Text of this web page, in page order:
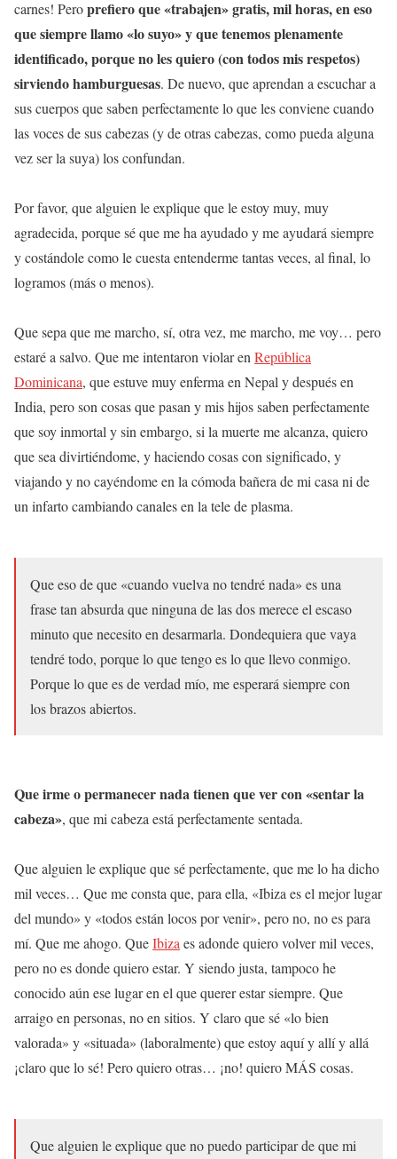
carnes! Peroprefiero que «trabajen» gratis, mil horas, en eso
que siempre llamo «lo suyo» y que tenemos plenamente
identificado, porque no les quiero (con todos mis respetos)
sirviendo hamburguesas. De nuevo, que aprendan a escuchar a
sus cuerpos que saben perfectamente lo que les conviene cuando
las voces de sus cabezas (y de otras cabezas, como pueda alguna
vez ser la suya) los confundan.
Por favor, que alguien le explique que le estoy muy, muy
agradecida, porque sé que me ha ayudado y me ayudará siempre
y costándole como le cuesta entenderme tantas veces, al final, lo
logramos (más o menos).
Que sepa que me marcho, sí, otra vez, me marcho, me voy… pero
estaré a salvo. Que me intentaron violar en República
Dominicana, que estuve muy enferma en Nepal y después en
India, pero son cosas que pasan y mis hijos saben perfectamente
que soy inmortal y sin embargo, si la muerte me alcanza, quiero
que sea divirtiéndome, y haciendo cosas con significado, y
viajando y no cayéndome en la cómoda bañera de mi casa ni de
un infarto cambiando canales en la tele de plasma.
Que eso de que «cuando vuelva no tendré nada» es una
frase tan absurda que ninguna de las dos merece el escaso
minuto que necesito en desarmarla. Dondequiera que vaya
tendré todo, porque lo que tengo es lo que llevo conmigo.
Porque lo que es de verdad mío, me esperará siempre con
los brazos abiertos.
Que irme o permanecer nada tienen que ver con «sentar la
cabeza», que mi cabeza está perfectamente sentada.
Que alguien le explique que sé perfectamente, que me lo ha dicho
mil veces… Que me consta que, para ella, «Ibiza es el mejor lugar
del mundo» y «todos están locos por venir», pero no, no es para
mí. Que me ahogo. QueIbiza es adonde quiero volver mil veces,
pero no es donde quiero estar. Y siendo justa, tampoco he
conocido aún ese lugar en el que querer estar siempre. Que
arraigo en personas, no en sitios. Y claro que sé «lo bien
valorada» y «situada» (laboralmente) que estoy aquí y allí y allá
¡claro que lo sé! Pero quiero otras… ¡no! quiero MÁS cosas.
Que alguien le explique que no puedo participar de que mi